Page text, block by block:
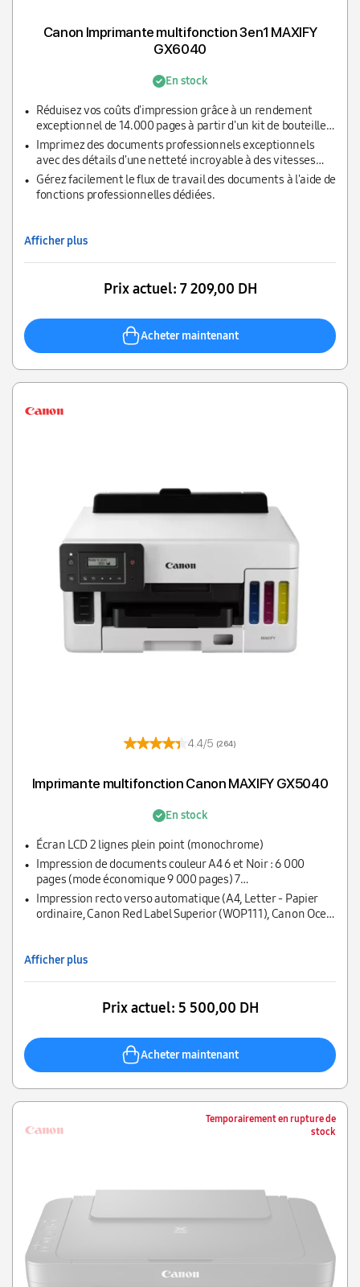
Canon Imprimante multifonction 3en1 MAXIFY
GX6040
En stock
Réduisez vos coûts d'impression grâce à un rendement
exceptionnel de 14.000 pages à partir d'un kit de bouteilles
d'encre couleur ou de 6000 pages avec une bouteille
d'encre noire.
Imprimez des documents professionnels exceptionnels
avec des détails d'une netteté incroyable à des vitesses
vous aidant à respecter tous vos délais, à savoir 24 ipm en
noir et 15,5 ipm en couleur.
Gérez facilement le flux de travail des documents à l'aide de
fonctions professionnelles dédiées.
Afficher plus
Prix actuel: 7 209,00 DH
Acheter maintenant
4.4/5 (264)
Imprimante multifonction Canon MAXIFY GX5040
En stock
Écran LCD 2 lignes plein point (monochrome)
Impression de documents couleur A4 6 et Noir : 6 000
pages (mode économique 9 000 pages) 7
Couleur : 14 000 pages (mode économique 21 000 pages) 8
Impression recto verso automatique (A4, Letter - Papier
ordinaire, Canon Red Label Superior (WOP111), Canon Oce
Afficher plus
Prix actuel: 5 500,00 DH
Acheter maintenant
Temporairement en rupture de
stock